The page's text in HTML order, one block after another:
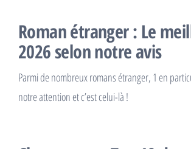
Roman étranger : Le
2026 selon notre avis
Parmi de nombreux romans étranger, 1 en
notre attention et c’est celui-là !